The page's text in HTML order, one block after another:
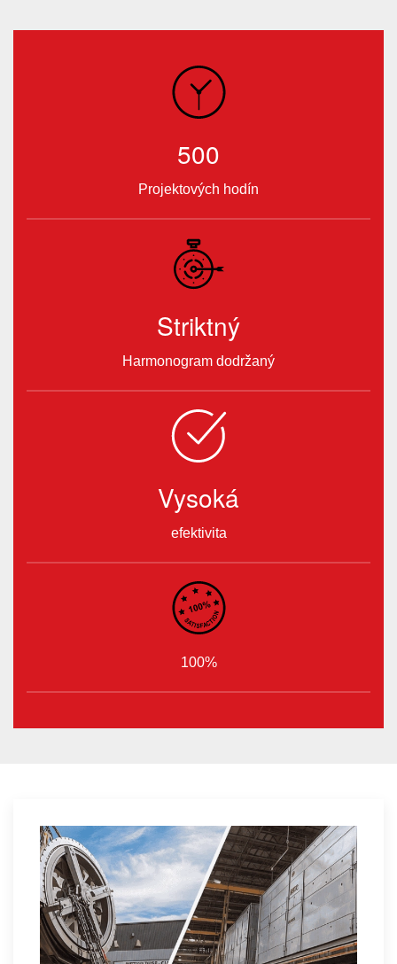
500
Projektových hodín
Striktný
Harmonogram dodržaný
Vysoká
efektivita
100%